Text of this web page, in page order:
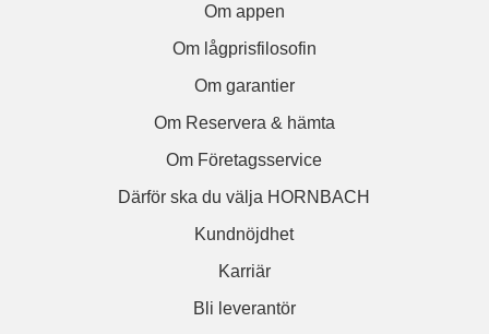
Om appen
Om lågprisfilosofin
Om garantier
Om Reservera & hämta
Om Företagsservice
Därför ska du välja HORNBACH
Kundnöjdhet
Karriär
Bli leverantör